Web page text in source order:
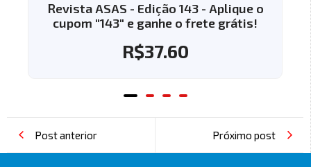
Revista ASAS - Edição 144 - Aplique o
cupom "144" e ganhe o frete grátis!
R$37.60
Post anterior Próximo post